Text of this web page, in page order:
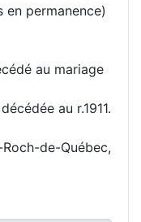
en permanence)
au mariage
au r.1911.
de-Québec,